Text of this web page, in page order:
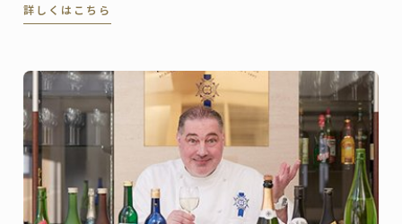
は“桜”。日本でも、とてもシーズナルな食材である。
詳しくはこちら